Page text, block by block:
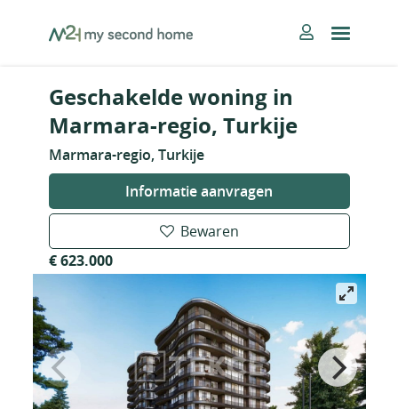
MySecondHome
Geschakelde woning in
Marmara-regio, Turkije
Marmara-regio, Turkije
Informatie aanvragen
Bewaren
€ 623.000